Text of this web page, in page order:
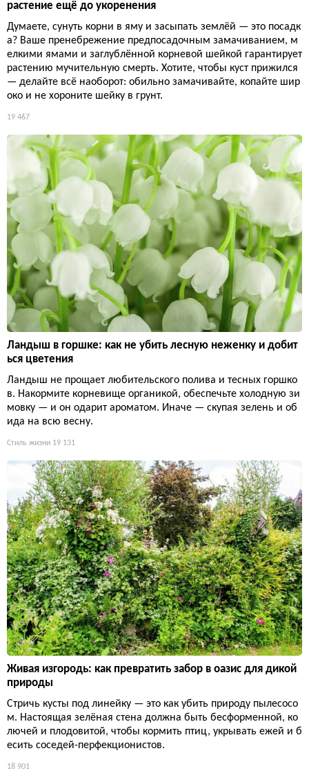
растение ещё до укоренения
Думаете, сунуть корни в яму и засыпать землёй — это посадк
а? Ваше пренебрежение предпосадочным замачиванием, м
елкими ямами и заглублённой корневой шейкой гарантирует
растению мучительную смерть. Хотите, чтобы куст прижился
— делайте всё наоборот: обильно замачивайте, копайте шир
око и не хороните шейку в грунт.
19 467
Ландыш в горшке: как не убить лесную неженку и добит
ься цветения
Ландыш не прощает любительского полива и тесных горшко
в. Накормите корневище органикой, обеспечьте холодную зи
мовку — и он одарит ароматом. Иначе — скупая зелень и об
ида на всю весну.
Стиль жизни 19 131
Живая изгородь: как превратить забор в оазис для дикой
природы
Стричь кусты под линейку — это как убить природу пылесосо
м. Настоящая зелёная стена должна быть бесформенной, ко
лючей и плодовитой, чтобы кормить птиц, укрывать ежей и б
есить соседей-перфекционистов.
18 901